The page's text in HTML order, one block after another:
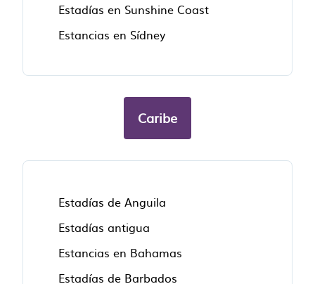
Estadías en Sunshine Coast
Estancias en Sídney
Caribe
Estadías de Anguila
Estadías antigua
Estancias en Bahamas
Estadías de Barbados